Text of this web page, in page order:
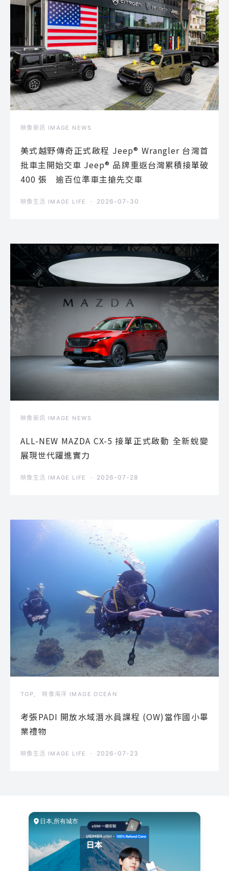
映像新訊 IMAGE NEWS
美式越野傳奇正式啟程 Jeep® Wrangler 台灣首
批車主開始交車 Jeep® 品牌重返台灣累積接單破
400 張 逾百位準車主搶先交車
映像生活 IMAGE LIFE 2026-07-30
映像新訊 IMAGE NEWS
ALL-NEW MAZDA CX-5 接單正式啟動 全新蛻變
展現世代躍進實力
映像生活 IMAGE LIFE 2026-07-28
TOP 映像海洋 IMAGE OCEAN
考張PADI 開放水域潛水員課程 (OW)當作國小畢
業禮物
映像生活 IMAGE LIFE 2026-07-23